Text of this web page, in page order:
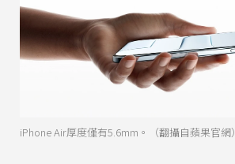
iPhone Air厚度僅有5.6mm。（翻攝自蘋果官網）